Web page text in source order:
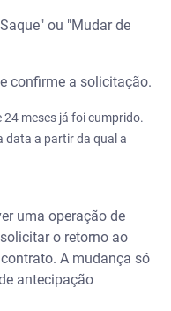
ou "Mudar de
confirme a solicitação.
meses já foi cumprido.
data a partir da qual a
uma operação de
o retorno ao
A mudança só
antecipação